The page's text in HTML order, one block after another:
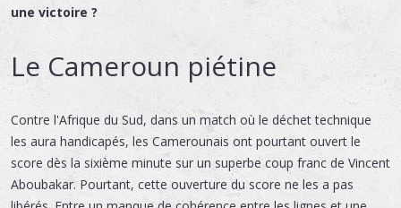
une victoire ?
Le Cameroun piétine
Contre l'Afrique du Sud, dans un match où le déchet technique
les aura handicapés, les Camerounais ont pourtant ouvert le
score dès la sixième minute sur un superbe coup franc de Vincent
Aboubakar. Pourtant, cette ouverture du score ne les a pas